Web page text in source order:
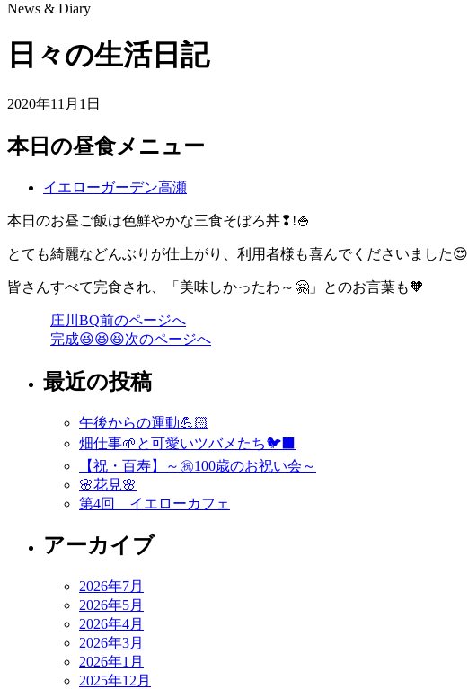
News & Diary
日々の生活日記
2020年11月1日
本日の昼食メニュー
イエローガーデン高瀬
本日のお昼ご飯は色鮮やかな三食そぼろ丼❢!🍚
とても綺麗などんぶりが仕上がり、利用者様も喜んでくださいました😍
皆さんすべて完食され、「美味しかったわ～🤗」とのお言葉も🧡
庄川BQ前のページへ
完成😆😆😆次のページへ
最近の投稿
午後からの運動💪🏻
畑仕事🌱と可愛いツバメたち🐦‍⬛
【祝・百寿】～㊗️100歳のお祝い会～
🌸花見🌸
第4回 イエローカフェ
アーカイブ
2026年7月
2026年5月
2026年4月
2026年3月
2026年1月
2025年12月